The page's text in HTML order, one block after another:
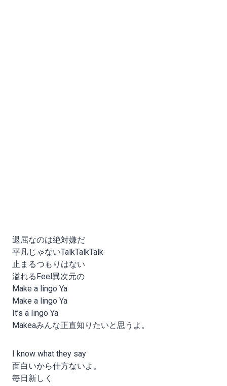
退屈なのは絶対嫌だ
平凡じゃないTalkTalkTalk
止まるつもりはない
溢れるFeel異次元の
Make a lingo Ya
Make a lingo Ya
It’s a lingo Ya
Makeaみんな正直知りたいと思うよ。
I know what they say
面白いから仕方ないよ。
毎日新しく